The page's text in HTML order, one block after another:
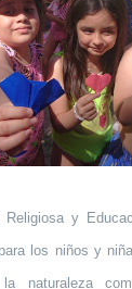
Religiosa y
los niños y
naturaleza